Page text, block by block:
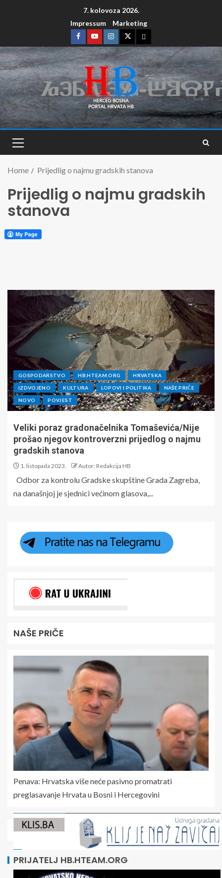
7. kolovoza 2026.
Impressum
Marketing
Home Prijedlig o najmu gradskih stanova
Prijedlig o najmu gradskih
stanova
GOSPODARSTVO HB.HTEAM.ORG HRVATSKA
IZDVOJENO KULTURA LOPOVI I POLITIKA NAŠE PRIČE
NOVO POVJEST
Veliki poraz gradonačelnika Tomaševića/Nije
prošao njegov kontroverzni prijedlog o najmu
gradskih stanova
1. listopada 2023. Autor: Redakcija HB
Odbor za kontrolu Gradske skupštine Grada Zagreba,
na današnjoj je sjednici većinom glasova,...
NAŠE PRIČE
Penava: Hrvatska više neće pasivno promatrati
preglasavanje Hrvata u Bosni i Hercegovini
PRIJATELJ HB.HTEAM.ORG